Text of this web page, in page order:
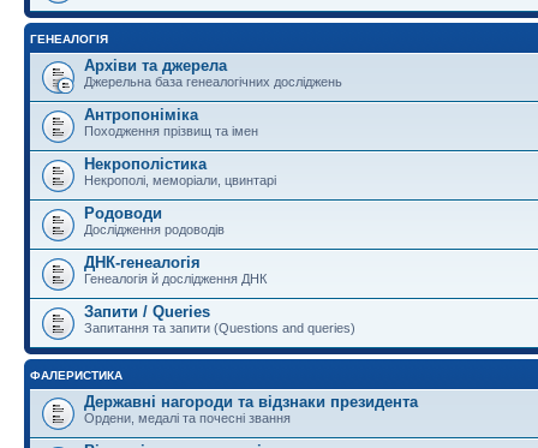
ГЕНЕАЛОГІЯ
Архіви та джерела
Джерельна база генеалогічних досліджень
Антропоніміка
Походження прізвищ та імен
Некрополістика
Некрополі, меморіали, цвинтарі
Родоводи
Дослідження родоводів
ДНК-генеалогія
Генеалогія й дослідження ДНК
Запити / Queries
Запитання та запити (Questions and queries)
ФАЛЕРИСТИКА
Державні нагороди та відзнаки президента
Ордени, медалі та почесні звання